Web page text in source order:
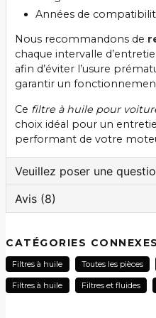
Années de
Nous recommandons de
chaque intervalle
afin d’éviter l’usure
garantir un
Ce filtre à huile pour
choix idéal pour un
performant de votre
Veuillez poser une
question
Veuillez nous
name
Nom
Avis (8)
Anonyme
Magnus
il y a 2 mois
CATÉGORIES CONNEXES
Filtres à huile Toutes les pièces
Filtres à huile Filtres et fluides